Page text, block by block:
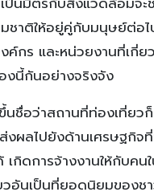
ชาติให้อยู่คู่กับมนุษย์ต่อ
ค์กร และหน่วยงานที่เกี่
งนี้กันอย่างจริงจัง
นชื่อว่าสถานที่ท่องเที่ย
งผลไปยังด้านเศรษฐกิจ
เกิดการจ้างงานให้กับคน
อันเป็นที่ยอดนิยมของชา